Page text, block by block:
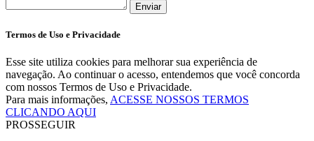
Enviar
Termos de Uso e Privacidade
Esse site utiliza cookies para melhorar sua experiência de
navegação. Ao continuar o acesso, entendemos que você concorda
com nossos Termos de Uso e Privacidade.
Para mais informações, ACESSE NOSSOS TERMOS
CLICANDO AQUI
PROSSEGUIR